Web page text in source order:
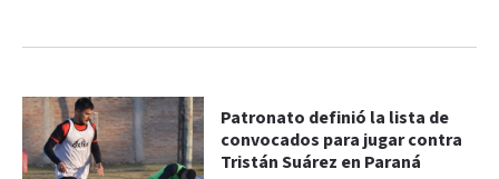
Patronato definió la lista de
convocados para jugar contra
Tristán Suárez en Paraná